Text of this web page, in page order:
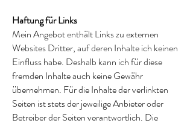
Haftung für Links
Mein Angebot enthält Links zu externen
Websites Dritter, auf deren Inhalte ich keinen
Einfluss habe. Deshalb kann ich für diese
fremden Inhalte auch keine Gewähr
übernehmen. Für die Inhalte der verlinkten
Seiten ist stets der jeweilige Anbieter oder
Betreiber der Seiten verantwortlich. Die